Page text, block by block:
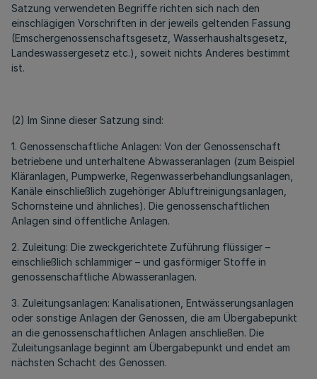
Satzung verwendeten Begriffe richten sich nach den
einschlägigen Vorschriften in der jeweils geltenden Fassung
(Emschergenossenschaftsgesetz, Wasserhaushaltsgesetz,
Landeswassergesetz etc.), soweit nichts Anderes bestimmt
ist.
(2) Im Sinne dieser Satzung sind:
1. Genossenschaftliche Anlagen: Von der Genossenschaft
betriebene und unterhaltene Abwasseranlagen (zum Beispiel
Kläranlagen, Pumpwerke, Regenwasserbehandlungsanlagen,
Kanäle einschließlich zugehöriger Abluftreinigungsanlagen,
Schornsteine und ähnliches). Die genossenschaftlichen
Anlagen sind öffentliche Anlagen.
2. Zuleitung: Die zweckgerichtete Zuführung flüssiger –
einschließlich schlammiger – und gasförmiger Stoffe in
genossenschaftliche Abwasseranlagen.
3. Zuleitungsanlagen: Kanalisationen, Entwässerungsanlagen
oder sonstige Anlagen der Genossen, die am Übergabepunkt
an die genossenschaftlichen Anlagen anschließen. Die
Zuleitungsanlage beginnt am Übergabepunkt und endet am
nächsten Schacht des Genossen.